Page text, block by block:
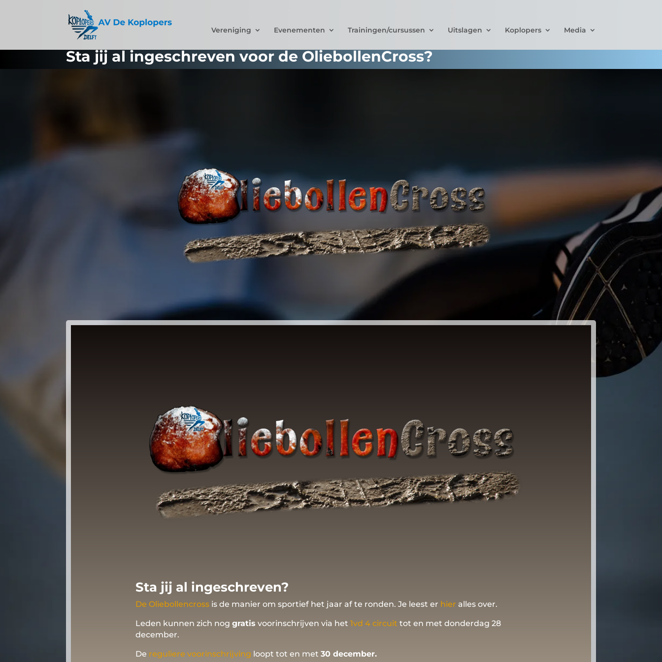
Vereniging Evenementen Trainingen/cursussen Uitslagen Koplopers Media
Sta jij al ingeschreven voor de OliebollenCross?
Sta jij al ingeschreven?
De Oliebollencrossis de manier om sportief het jaar af te ronden. Je leest er hier alles over.
Leden kunnen zich nog gratis voorinschrijven via het 1vd 4 circuit tot en met donderdag 28
december.
De reguliere voorinschrijving loopt tot en met 30 december.